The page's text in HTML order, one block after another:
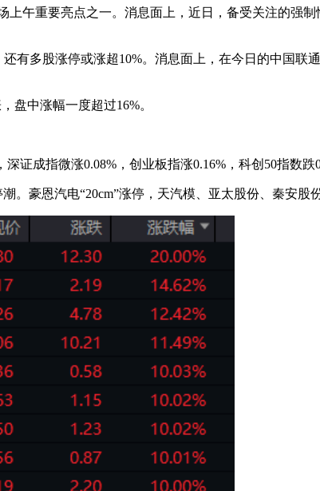
午重要亮点之一。消息面上，近日，备受关注的强
有多股涨停或涨超10%。消息面上，在今日的中国
盘中涨幅一度超过16%。
证成指微涨0.08%，创业板指涨0.16%，科创50指数跌
豪恩汽电“20cm”涨停，天汽模、亚太股份、秦安股